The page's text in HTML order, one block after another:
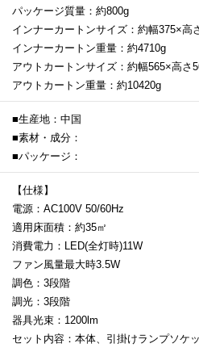
パッケージ質量：約800g
インナーカートンサイズ：約幅375×高
インナーカートン重量：約4710g
アウトカートンサイズ：約幅565×高さ
アウトカートン重量：約10420g
■生産地：中国
■素材・成分：
■パッケージ：
【仕様】
電源：AC100V 50/60Hz
適用床面積：約35㎡
消費電力：LED(全灯時)11W
ファン風量最大時3.5W
調色：3段階
調光：3段階
器具光束：1200lm
セット内容：本体、引掛けランプソケ